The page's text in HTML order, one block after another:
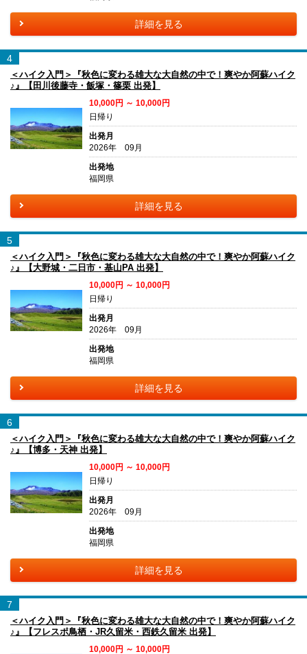
詳細を見る
4
＜ハイク入門＞『秋色に変わる雄大な大自然の中で！爽やか阿蘇ハイク
♪』【田川後藤寺・飯塚・篠栗 出発】
10,000円 ～ 10,000円
日帰り
出発月
2026年 09月
出発地
福岡県
詳細を見る
5
＜ハイク入門＞『秋色に変わる雄大な大自然の中で！爽やか阿蘇ハイク
♪』【大野城・二日市・基山PA 出発】
10,000円 ～ 10,000円
日帰り
出発月
2026年 09月
出発地
福岡県
詳細を見る
6
＜ハイク入門＞『秋色に変わる雄大な大自然の中で！爽やか阿蘇ハイク
♪』【博多・天神 出発】
10,000円 ～ 10,000円
日帰り
出発月
2026年 09月
出発地
福岡県
詳細を見る
7
＜ハイク入門＞『秋色に変わる雄大な大自然の中で！爽やか阿蘇ハイク
♪』【フレスポ鳥栖・JR久留米・西鉄久留米 出発】
10,000円 ～ 10,000円